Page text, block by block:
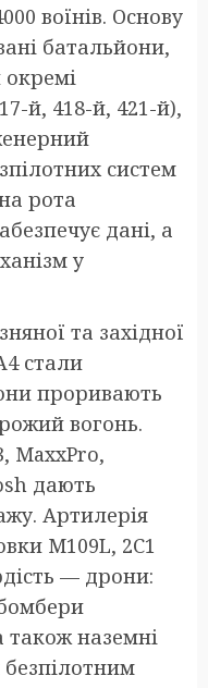
воїнів. Основу
батальйони,
й, 418-й, 421-й),
систем
рота
дані, а
у
та західної
стали
проривають
вогонь.
MaxxPro,
дають
Артилерія
М109L, 2С1
— дрони:
також наземні